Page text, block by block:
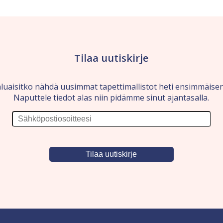
Tilaa uutiskirje
nähdä uusimmat tapettimallistot heti
Naputtele tiedot alas niin pidämme sinut ajantasalla.